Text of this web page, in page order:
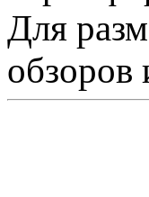
Для
обзоров